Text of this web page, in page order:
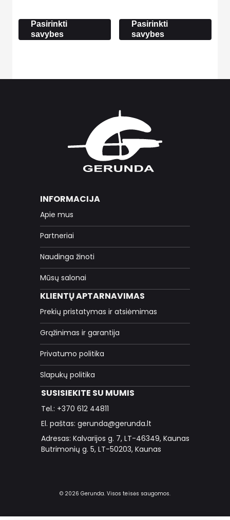
17.00 €
Pasirinkti
savybes
through
16.50 €
Pasirinkti
savybes
INFORMACIJA
Apie mus
Partneriai
Naudinga žinoti
Mūsų salonai
KLIENTŲ APTARNAVIMAS
Prekių pristatymas ir atsiėmimas
Grąžinimas ir garantija
Privatumo politika
Slapukų politika
SUSISIEKITE SU MUMIS
Tel.: +370 612 44811
El. paštas: gerunda@gerunda.lt
Adresas: Kalvarijos g. 7, LT-46349, Kaunas
Butrimonių g. 5, LT-50203, Kaunas
© 2026 Gerunda. Visos teisės saugomos.